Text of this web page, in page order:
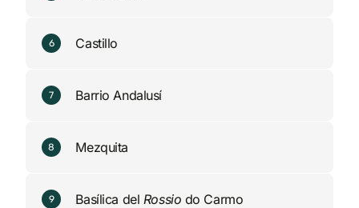
6 Castillo
7 Barrio Andalusí
8 Mezquita
9 Basílica del Rossio do Carmo